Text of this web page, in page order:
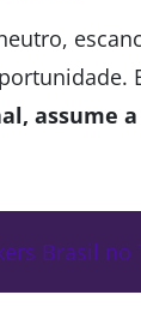
assume
Brasil no